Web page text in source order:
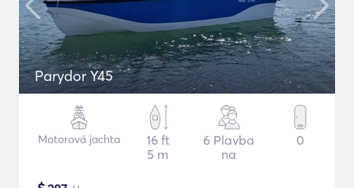
Parydor Y45
Motorová jachta
16 ft
5 m
6 Plavba
na
0